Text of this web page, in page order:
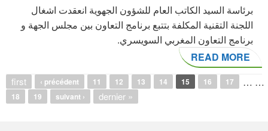
برئاسة السيد الكاتب العام للشؤون الجهوية انعقدت اشغال
اللجنة التقنية المكلفة بتتبع برنامج التعاون بين مجلس الجهة و
برنامج التعاون المغربي السويسري.
READ MORE
Pages
first ‹ précédent …
11 12 13 14 15 16
17
18
19
…
suivant › dernier »